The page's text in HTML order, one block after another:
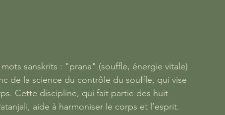
sanskrits : "prana" (souffle, énergie vitale)
de la science du contrôle du souffle, qui vise
Cette discipline, qui fait partie des huit
aide à harmoniser le corps et l’esprit.